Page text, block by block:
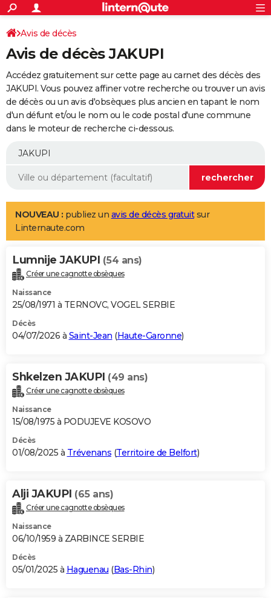
ACTUALITÉS
Politique
Société
Faits Divers
Education
Monde
Villes
+
SPORT
Coupe du monde 2026
Football
Tennis
Cyclisme
Rugby
Forum
Programme TV
TNT
Streaming
Cinéma
Sorties cinéma
Musique
+
FINANCE
Retraite
Impôts
Epargne
Immobilier
Risques naturels par ville
Banque
Assurance
Crédit
AUTO
Essais
Réserver un essai
Citadines
Berlines
SUV
Forum auto
+
Mobiles
Meilleur smartphone
Internet
Ordinateurs
Jeux vidéo
Guide high-tech
Aménagement intérieur
LIFESTYLE
Art de vivre
Bien-être
Loisirs
Mode
Modes de vie
Alimentation
Guide de la santé
Maladies
Médicaments
Sommeil
VOYAGE
Destinations
City break
Voyage nature
Voyage de noces
Forum
Climat
+PHOTO
GUIDES D'ACHAT
BONS PLANS
Carte de Noël
Carte Bonne année
Carte Saint-Valentin
Carte Pâques
Carte d'anniversaire
DICTIONNAIRE
Dictionnaire
Biographies
Citations
Expressions
Proverbes
PROGRAMME TV
S'inscrire
Se connecter
Lycées
Collèges
Primaires
Universités
Entreprises
Service militaire
Avis de recherche
AVIS DE DÉCÈS
Bricolage
Lifestyle
Culture
Sport
Auto
Television
Voyage
Cinema
Avis de décès
Avis de décès JAKUPI
Accédez gratuitement sur cette page au carnet des décès des
JAKUPI. Vous pouvez affiner votre recherche ou trouver un avis
de décès ou un avis d'obsèques plus ancien en tapant le nom
d'un défunt et/ou le nom ou le code postal d'une commune
dans le moteur de recherche ci-dessous.
NOUVEAU : publiez un avis de décès gratuitsur
Linternaute.com
Lumnije JAKUPI (54 ans)
Créer une cagnotte obsèques
Naissance
25/08/1971 à TERNOVC, VOGEL SERBIE
Décès
04/07/2026 à Saint-Jean (Haute-Garonne)
Shkelzen JAKUPI (49 ans)
Créer une cagnotte obsèques
Naissance
15/08/1975 à PODUJEVE KOSOVO
Décès
01/08/2025 à Trévenans (Territoire de Belfort)
Alji JAKUPI (65 ans)
Créer une cagnotte obsèques
Naissance
06/10/1959 à ZARBINCE SERBIE
Décès
05/01/2025 à Haguenau (Bas-Rhin)